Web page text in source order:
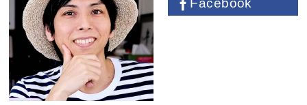
Facebook